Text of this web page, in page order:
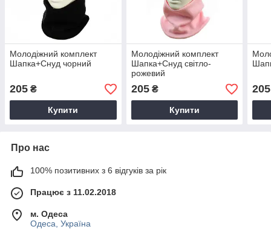
Молодіжний комплект
Шапка+Снуд чорний
205 ₴
Купити
Молодіжний комплект
Шапка+Снуд світло-
рожевий
205₴
Купити
205
Про нас
100% позитивних з 6 відгуків за рік
Працює з 11.02.2018
м. Одеса
Одеса, Україна